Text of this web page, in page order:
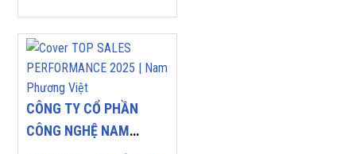
CÔNG TY CỔ PHẦN
CÔNG NGHỆ NAM